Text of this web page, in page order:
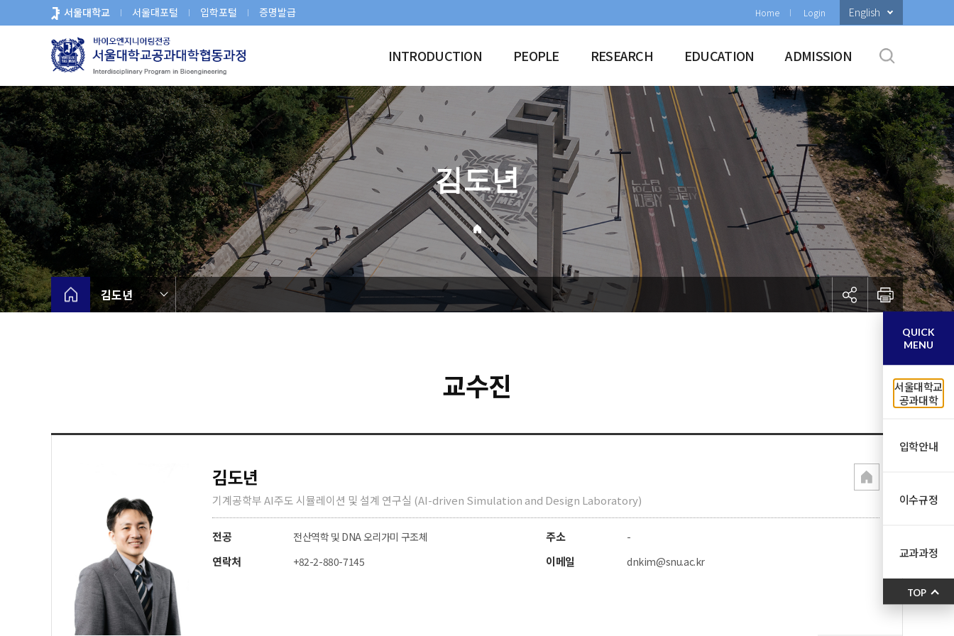
로
뉴
서울대학교 서울대포털 입학포털 증명발급 Home Login English
INTRODUCTION PEOPLE RESEARCH EDUCATION ADMISSION
김도년
김도년
교수진
김도년
기계공학부 AI주도 시뮬레이션 및 설계 연구실 (AI-driven Simulation and Design Laboratory)
전공 전산역학 및 DNA 오리가미 구조체 주소 -
연락처 +82-2-880-7145 이메일 dnkim@snu.ac.kr
QUICK
MENU
서울대학교
공과대학
입학안내
이수규정
교과과정
TOP